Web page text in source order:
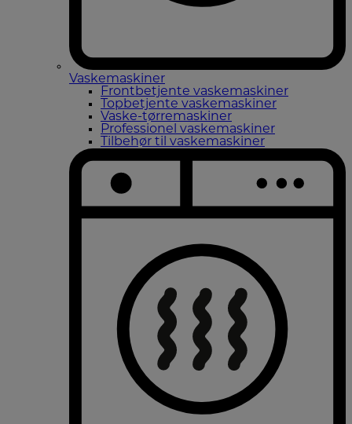
Vaskemaskiner
Frontbetjente vaskemaskiner
Topbetjente vaskemaskiner
Vaske-tørremaskiner
Professionel vaskemaskiner
Tilbehør til vaskemaskiner